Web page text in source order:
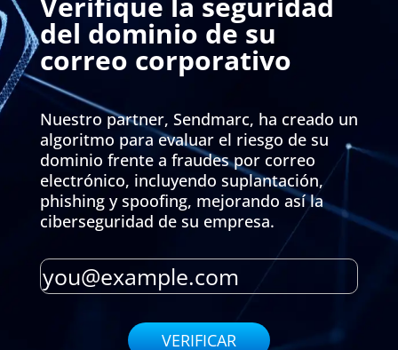
del dominio de su
correo corporativo
Nuestro partner, Sendmarc, ha creado un
algoritmo para evaluar el riesgo de su
dominio frente a fraudes por correo
electrónico, incluyendo suplantación,
phishing y spoofing, mejorando así la
ciberseguridad de su empresa.
VERIFICAR